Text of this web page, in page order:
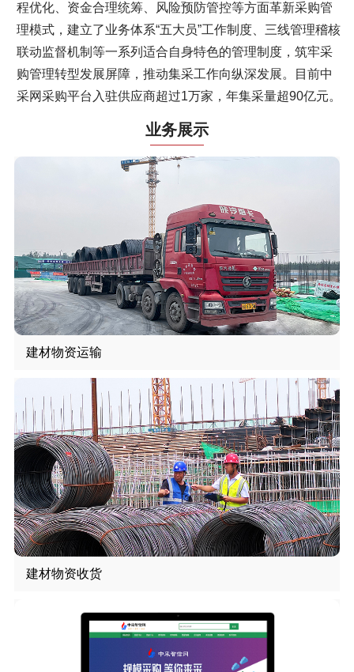
程优化、资金合理统筹、风险预防管控等方面革新采购管
理模式，建立了业务体系“五大员”工作制度、三线管理稽核
联动监督机制等一系列适合自身特色的管理制度，筑牢采
购管理转型发展屏障，推动集采工作向纵深发展。目前中
采网采购平台入驻供应商超过1万家，年集采量超90亿元。
业务展示
建材物资运输
建材物资收货